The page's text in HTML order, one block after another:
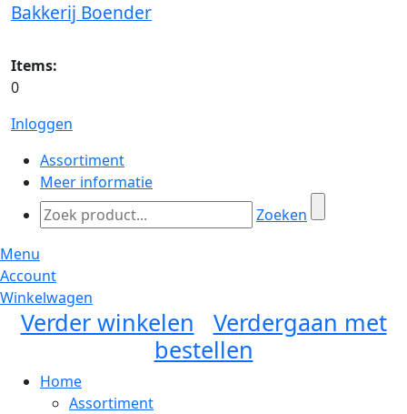
Bakkerij Boender
Items:
0
Inloggen
Assortiment
Meer informatie
Zoeken
Menu
Account
Winkelwagen
Verder winkelen
Verdergaan met
bestellen
Home
Assortiment